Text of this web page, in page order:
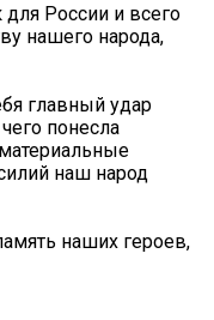
России и всего
нашего народа,
главный удар
понесла
наш народ
наших героев,